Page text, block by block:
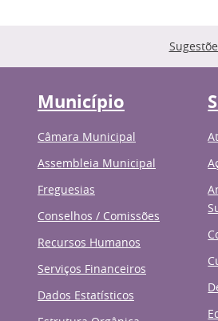
Município
Câmara Municipal
Assembleia Municipal
Freguesias
Conselhos / Comissões
Recursos Humanos
Serviços Financeiros
Dados Estatísticos